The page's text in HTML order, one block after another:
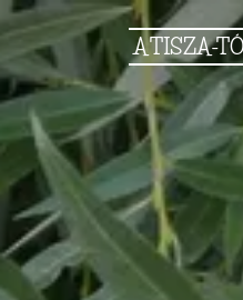
ATISZA-TÓ